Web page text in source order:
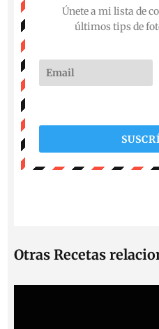
Únete a mi lista de
últimos tips de
Otras Recetas